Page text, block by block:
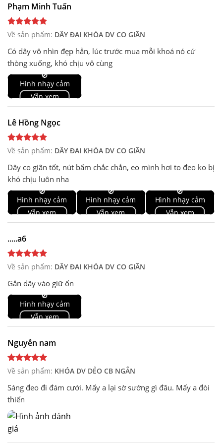
Phạm Minh Tuấn
Về sản phẩm: DÂY ĐAI KHÓA DV CO GIÃN
Có dây vô nhìn đẹp hẳn, lúc trước mua mỗi khoá nó cứ
thòng xuống, khó chịu vô cùng
🚫
Hình nhạy cảm
Vẫn xem
Lê Hồng Ngọc
Về sản phẩm: DÂY ĐAI KHÓA DV CO GIÃN
Dây co giãn tốt, nút bấm chắc chắn, eo mình hơi to đeo ko bị
khó chịu luôn nha
🚫
Hình nhạy cảm
Vẫn xem
🚫
Hình nhạy cảm
Vẫn xem
🚫
Hình nhạy cảm
Vẫn xem
.....a6
Về sản phẩm: DÂY ĐAI KHÓA DV CO GIÃN
Gắn dây vào giữ ổn
🚫
Hình nhạy cảm
Vẫn xem
Nguyễn nam
Về sản phẩm: KHÓA DV DẺO CB NGẮN
Sáng đeo đi đám cưới. Mấy a lại sờ sướng gì đâu. Mấy a đòi
thiến